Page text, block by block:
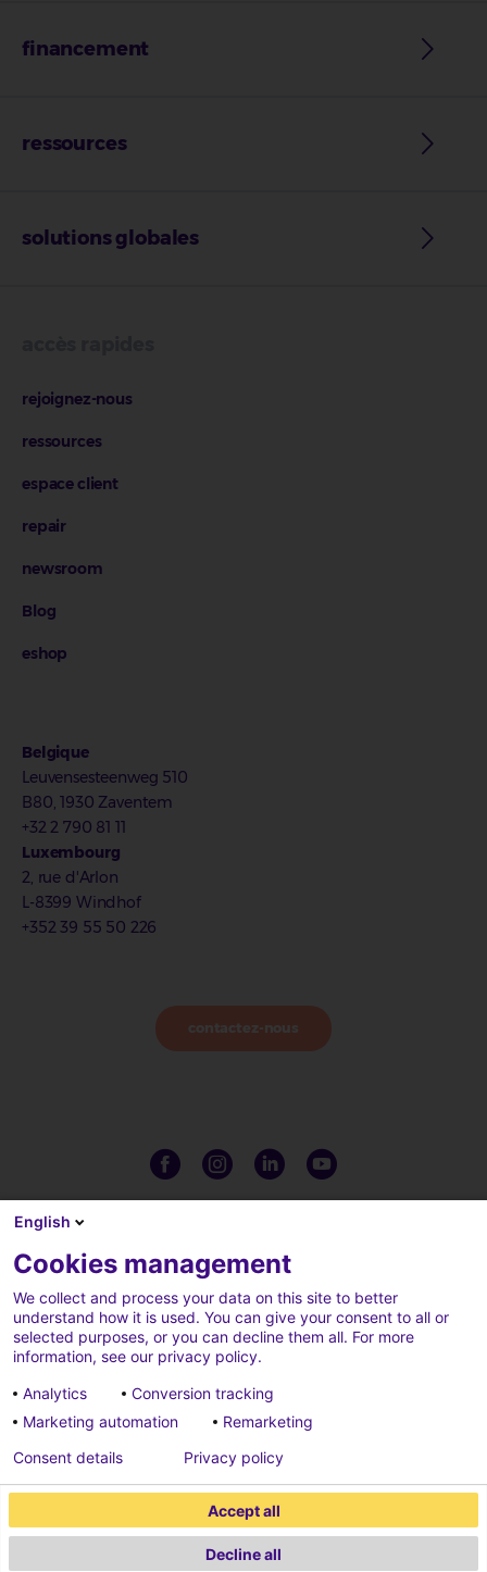
financement
ressources
solutions globales
rejoignez-nous
ressources
espace client
repair
newsroom
Blog
eshop
Belgique
Leuvensesteenweg 510
B80, 1930 Zaventem
+32 2 790 81 11
Luxembourg
2, rue d'Arlon
L-8399 Windhof
+352 39 55 50 226
contactez-nous
Charte de confidentialité Crédits
Cookies parameters Mentions légales
2026 ECONOCOM
English
Cookies management
We collect and process your data on this site to better
understand how it is used. You can give your consent to all or
selected purposes, or you can decline them all. For more
information, see our privacy policy.
Analytics
Conversion tracking
Marketing automation
Remarketing
Accept all
Decline all
Consent details Privacy policy